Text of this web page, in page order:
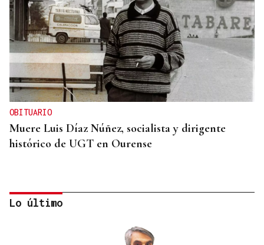
OBITUARIO
Muere Luis Díaz Núñez, socialista y dirigente
histórico de UGT en Ourense
Lo último